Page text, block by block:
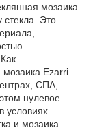
мозаика
стекла. Это
мозаика Ezarri
СПА,
нулевое
условиях
и мозаика